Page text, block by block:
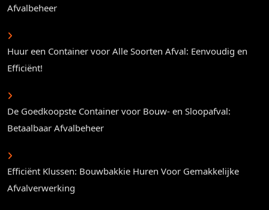
Afvalbeheer
Huur een Container voor Alle Soorten Afval: Eenvoudig en
Efficiënt!
De Goedkoopste Container voor Bouw- en Sloopafval:
Betaalbaar Afvalbeheer
Efficiënt Klussen: Bouwbakkie Huren Voor Gemakkelijke
Afvalverwerking